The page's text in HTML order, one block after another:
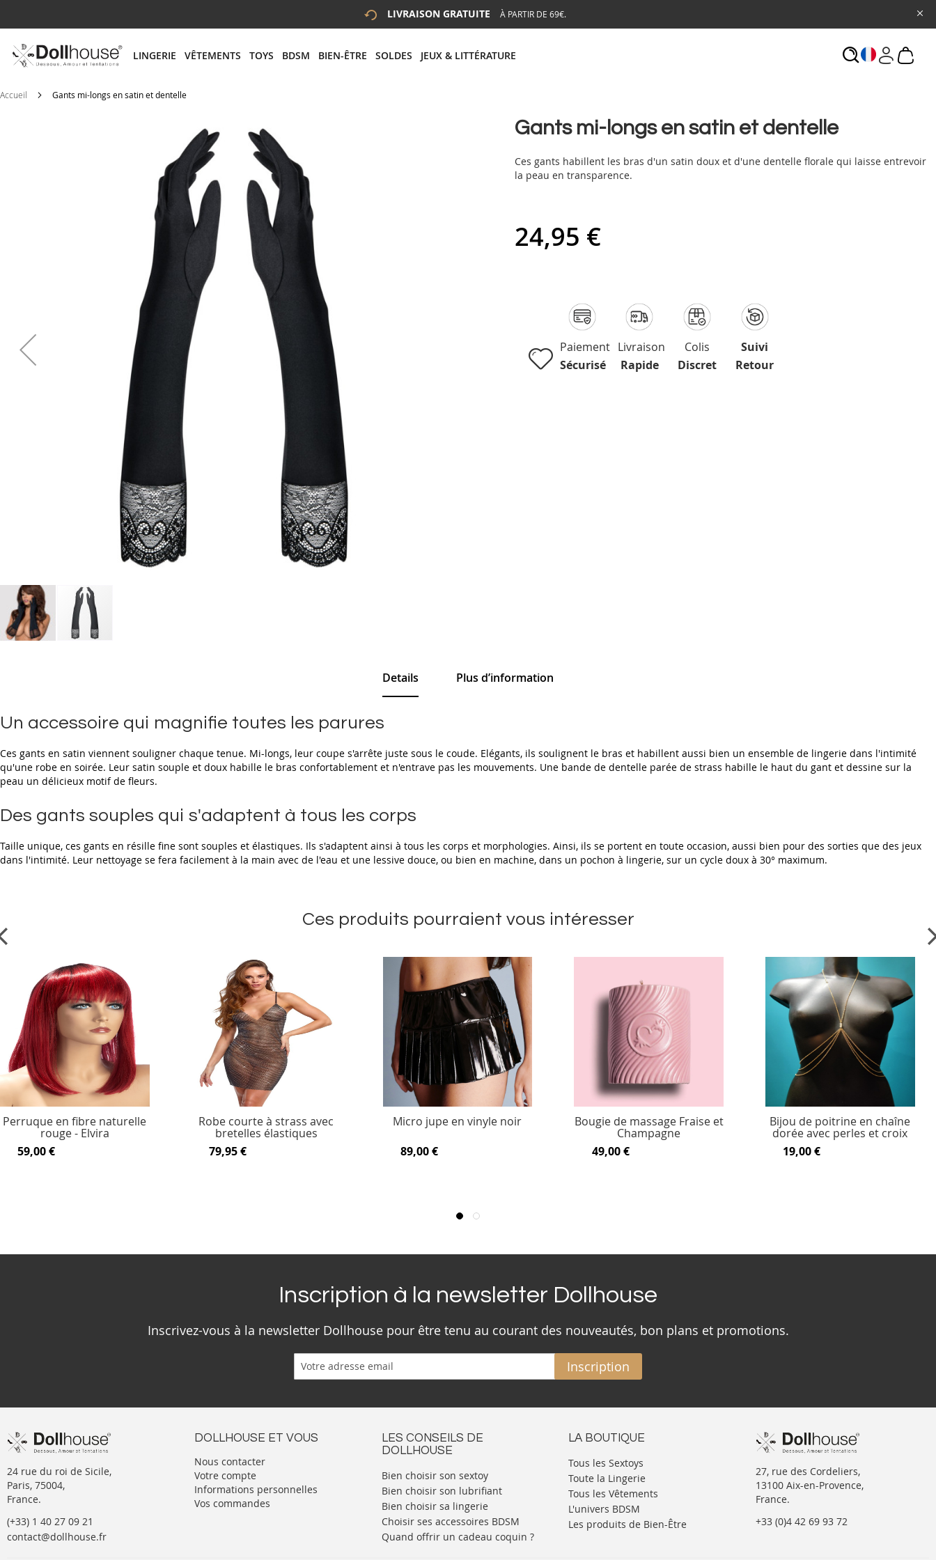
LIVRAISON GRATUITE À PARTIR DE 69€.
LINGERIE VÊTEMENTS TOYS BDSM BIEN-ÊTRE SOLDES JEUX & LITTÉRATURE
# ENTREZ AU MOINS 3 CARACTÈRES POUR LANCER LA RECHERCHE
Accueil Gants mi-longs en satin et dentelle
the
images
Gants mi-longs en satin et dentelle
Ces gants habillent les bras d'un satin doux et d'une dentelle florale qui laisse entrevoir
la peau en transparence.
24,95 €
Paiement
Sécurisé
Livraison
Rapide
Colis
Discret
Suivi
Retour
Details
Un accessoire qui magnifie toutes les parures
Ces gants en satin viennent souligner chaque tenue. Mi-longs, leur coupe s'arrête juste sous le coude. Elégants, ils soulignent le bras et habillent aussi bien un ensemble de lingerie dans l'intimité
qu'une robe en soirée. Leur satin souple et doux habille le bras confortablement et n'entrave pas les mouvements. Une bande de dentelle parée de strass habille le haut du gant et dessine sur la
peau un délicieux motif de fleurs.
Des gants souples qui s'adaptent à tous les corps
Taille unique, ces gants en résille fine sont souples et élastiques. Ils s'adaptent ainsi à tous les corps et morphologies. Ainsi, ils se portent en toute occasion, aussi bien pour des sorties que des jeux
dans l'intimité. Leur nettoyage se fera facilement à la main avec de l'eau et une lessive douce, ou bien en machine, dans un pochon à lingerie, sur un cycle doux à 30° maximum.
Plus d’information
Ces produits pourraient vous intéresser
Perruque en fibre naturelle
rouge - Elvira
59,00 €
Robe courte à strass avec
bretelles élastiques
79,95 €
Micro jupe en vinyle noir
89,00 €
Bougie de massage Fraise et
Champagne
49,00 €
Bijou de poitrine en chaîne
dorée avec perles et croix
19,00 €
Inscription à la newsletter Dollhouse
Inscrivez-vous à la newsletter Dollhouse pour être tenu au courant des nouveautés, bon plans et promotions.
Inscription
24 rue du roi de Sicile,
Paris, 75004,
France.
(+33) 1 40 27 09 21
contact@dollhouse.fr
DOLLHOUSE ET VOUS
Nous contacter
Votre compte
Informations personnelles
Vos commandes
LES CONSEILS DE
DOLLHOUSE
Bien choisir son sextoy
Bien choisir son lubrifiant
Bien choisir sa lingerie
Choisir ses accessoires BDSM
Quand offrir un cadeau coquin ?
LA BOUTIQUE
Tous les Sextoys
Toute la Lingerie
Tous les Vêtements
L'univers BDSM
Les produits de Bien-Être
27, rue des Cordeliers,
13100 Aix-en-Provence,
France.
+33 (0)4 42 69 93 72